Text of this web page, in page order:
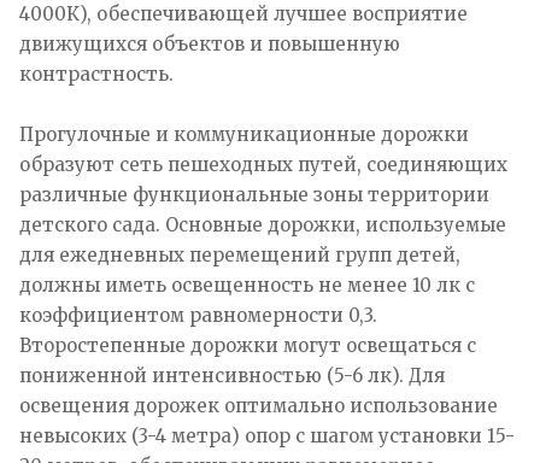
4000К), обеспечивающей лучшее восприятие
движущихся объектов и повышенную
контрастность.
Прогулочные и коммуникационные дорожки
образуют сеть пешеходных путей, соединяющих
различные функциональные зоны территории
детского сада. Основные дорожки, используемые
для ежедневных перемещений групп детей,
должны иметь освещенность не менее 10 лк с
коэффициентом равномерности 0,3.
Второстепенные дорожки могут освещаться с
пониженной интенсивностью (5-6 лк). Для
освещения дорожек оптимально использование
невысоких (3-4 метра) опор с шагом установки 15-